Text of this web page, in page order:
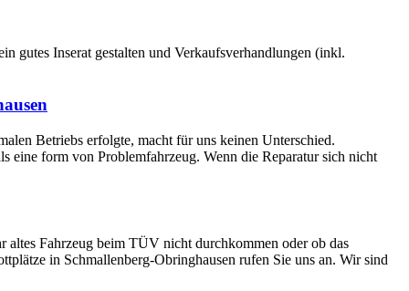
gutes Inserat gestalten und Verkaufsverhandlungen (inkl.
Betriebs erfolgte, macht für uns keinen Unterschied.
eine form von Problemfahrzeug. Wenn die Reparatur sich nicht
Fahrzeug beim TÜV nicht durchkommen oder ob das
in Schmallenberg-Obringhausen rufen Sie uns an. Wir sind